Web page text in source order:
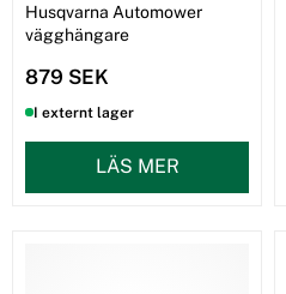
Husqvarna Automower
vägghängare
879 SEK
I externt lager
LÄS MER